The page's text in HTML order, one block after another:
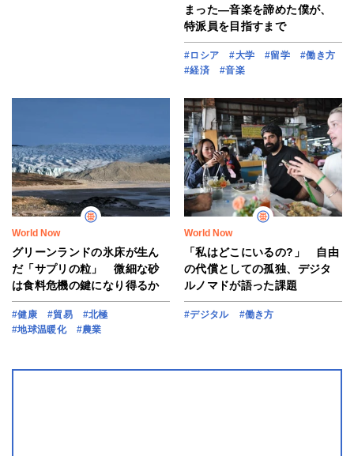
まった―音楽を諦めた僕が、
特派員を目指すまで
#ロシア #大学 #留学
#働き方
#経済
#音楽
World Now
グリーンランドの氷床が生ん
だ「サプリの粒」 微細な砂
は食料危機の鍵になり得るか
#健康 #貿易
#北極
#地球温暖化
#農業
World Now
「私はどこにいるの?」 自由
の代償としての孤独、デジタ
ルノマドが語った課題
#デジタル #働き方